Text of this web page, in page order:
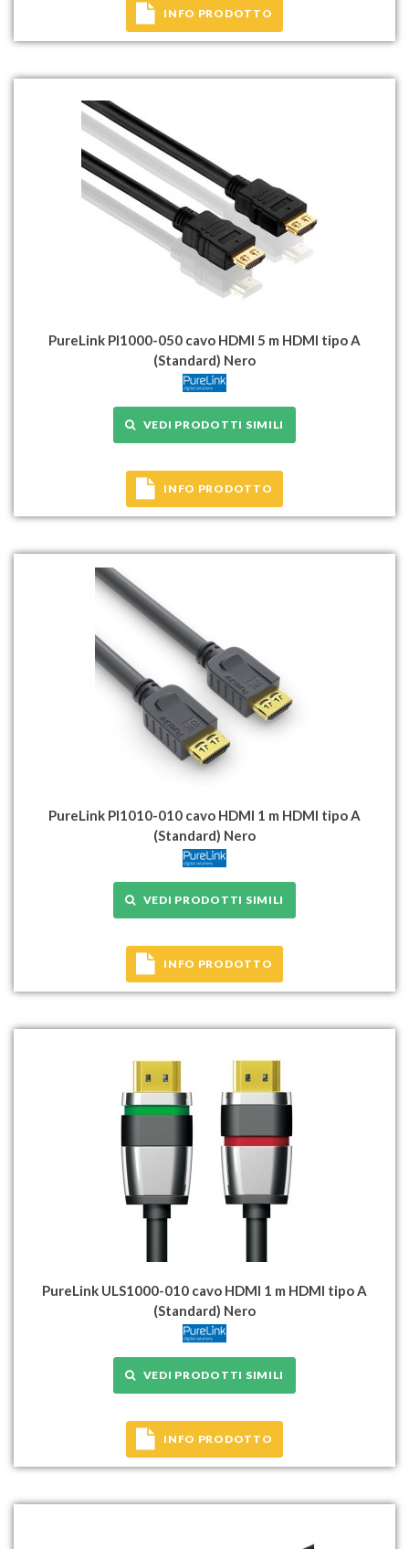
INFO PRODOTTO
PureLink PI1000-050 cavo HDMI 5 m HDMI tipo A
(Standard) Nero
VEDI PRODOTTI SIMILI
INFO PRODOTTO
PureLink PI1010-010 cavo HDMI 1 m HDMI tipo A
(Standard) Nero
VEDI PRODOTTI SIMILI
INFO PRODOTTO
PureLink ULS1000-010 cavo HDMI 1 m HDMI tipo A
(Standard) Nero
VEDI PRODOTTI SIMILI
INFO PRODOTTO